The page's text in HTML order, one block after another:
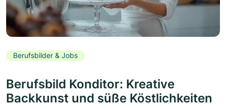
Berufsbilder & Jobs
Berufsbild Konditor: Kreative
Backkunst und süße Köstlichkeiten